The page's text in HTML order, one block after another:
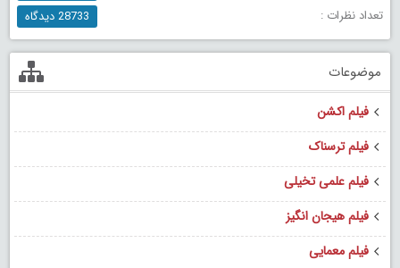
تعداد نظرات :
28733 دیدگاه
موضوعات
فیلم اکشن
فیلم ترسناک
فیلم علمی تخیلی
فیلم هیجان انگیز
فیلم معمایی